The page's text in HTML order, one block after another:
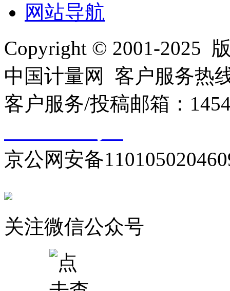
网站导航
Copyright © 2001-2025
中国计量网 客户服务热
客户服务/投稿邮箱：
京公网安备
关注微信公众号